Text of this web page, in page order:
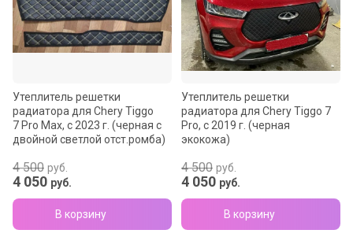
Утеплитель решетки
радиатора для Chery Tiggo
7 Pro Max, с 2023 г. (черная с
двойной светлой отст.ромба)
4 500 руб.
4 050 руб.
В корзину
Утеплитель решетки
радиатора для Chery Tiggo 7
Pro, с 2019 г. (черная
экокожа)
4 500 руб.
4 050 руб.
В корзину